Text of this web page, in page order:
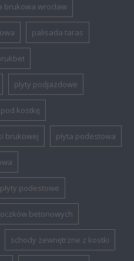
brukowa wrocław
palisada taras
plyty podjazdowe
kostkę
brukowej płyta podestowa
płyty podestowe
betonowych
schody zewnętrzne z kostki